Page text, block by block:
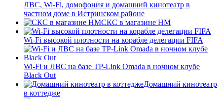
ЛВС, Wi-Fi, домофония и домашний кинотеатр в
частном доме в Истринском районе
СКС в магазине HM
Wi-Fi высокой плотности на корабле делегации FIFA
Wi-Fi и ЛВС на базе TP-Link Omada в ночном клубе
Black Out
Домашний кинотеатр
в коттедже